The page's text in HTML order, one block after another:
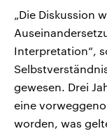
„Die Diskussion
Interpretation“,
gewesen. Drei
eine
worden, was